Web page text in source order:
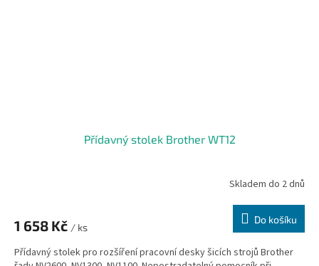
Přídavný stolek Brother WT12
Skladem do 2 dnů
1 658 Kč / ks
Do košíku
Přídavný stolek pro rozšíření pracovní desky šicích strojů Brother